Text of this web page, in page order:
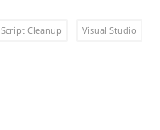
Script Cleanup Visual Studio